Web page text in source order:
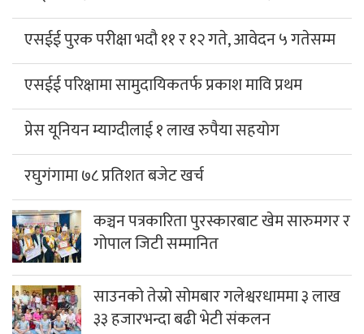
एसईई पुरक परीक्षा भदौ ११ र १२ गते, आवेदन ५ गतेसम्म
एसईई परिक्षामा सामुदायिकतर्फ प्रकाश मावि प्रथम
प्रेस यूनियन म्याग्दीलाई १ लाख रुपैया सहयोग
रघुगंगामा ७८ प्रतिशत बजेट खर्च
कञ्चन पत्रकारिता पुरस्कारबाट खेम सारुमगर र
गोपाल जिटी सम्मानित
साउनको तेस्रो सोमबार गलेश्वरधाममा ३ लाख
३३ हजारभन्दा बढी भेटी संकलन